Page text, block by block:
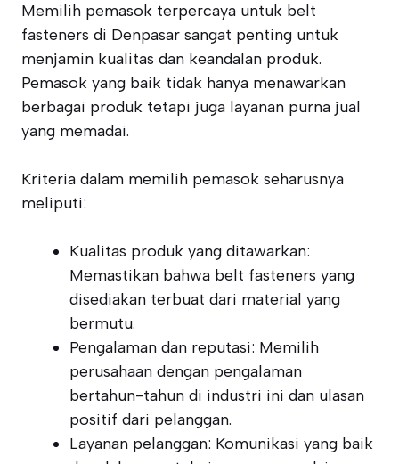
Memilih pemasok terpercaya untuk belt
fasteners di Denpasar sangat penting untuk
menjamin kualitas dan keandalan produk.
Pemasok yang baik tidak hanya menawarkan
berbagai produk tetapi juga layanan purna jual
yang memadai.
Kriteria dalam memilih pemasok seharusnya
meliputi:
Kualitas produk yang ditawarkan:
Memastikan bahwa belt fasteners yang
disediakan terbuat dari material yang
bermutu.
Pengalaman dan reputasi: Memilih
perusahaan dengan pengalaman
bertahun-tahun di industri ini dan ulasan
positif dari pelanggan.
Layanan pelanggan: Komunikasi yang baik